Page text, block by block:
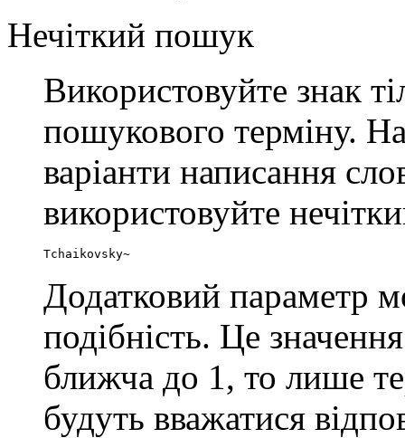
Нечіткий пошук
Використовуйте знак
пошукового терміну.
варіанти написання
використовуйте
Tchaikovsky~
Додатковий параметр
подібність. Це
ближча до 1, то лише
будуть вважатися